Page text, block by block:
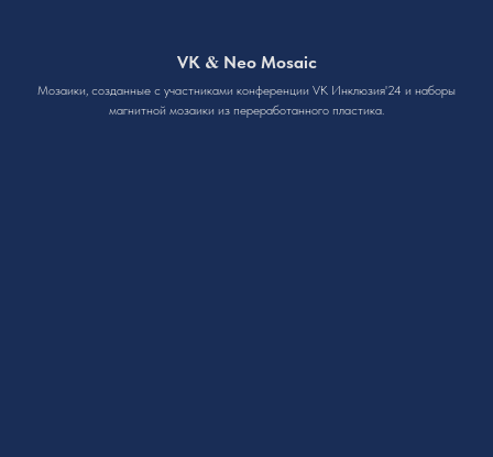
VK & Neo Mosaic
Мозаики, созданные с участниками конференции VK Инклюзия'24 и наборы
магнитной мозаики из переработанного пластика.